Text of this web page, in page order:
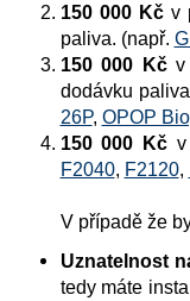
150 000 Kč v
paliva. (např.
150 000 Kč v
dodávku
26P, OPOP
150 000 Kč
F2040, F2120,
V případě že
Uznatelnost
tedy máte